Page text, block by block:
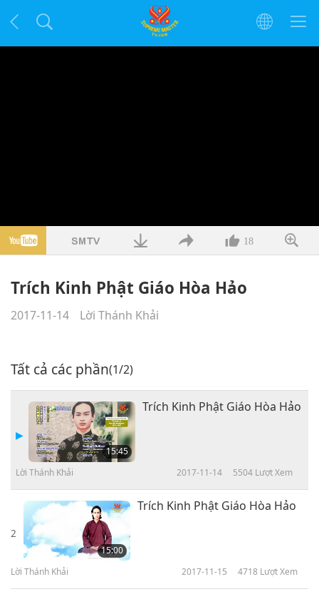
18
Trích Kinh Phật Giáo Hòa Hảo
2017-11-14 Lời Thánh Khải
Tất cả các phần(1/2)
15:45
Trích Kinh Phật Giáo Hòa Hảo
Lời Thánh Khải 2017-11-14 5504 Lượt Xem
2
15:00
Trích Kinh Phật Giáo Hòa Hảo
Lời Thánh Khải 2017-11-15 4718 Lượt Xem